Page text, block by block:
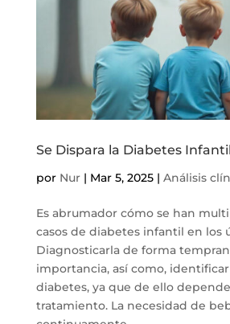
Se Dispara la Diabetes Infantil
por Nur| Mar 5, 2025| Análisis
Es abrumador cómo se han
casos de diabetes infantil en los
Diagnosticarla de forma
importancia, así como,
diabetes, ya que de ello
tratamiento. La necesidad de